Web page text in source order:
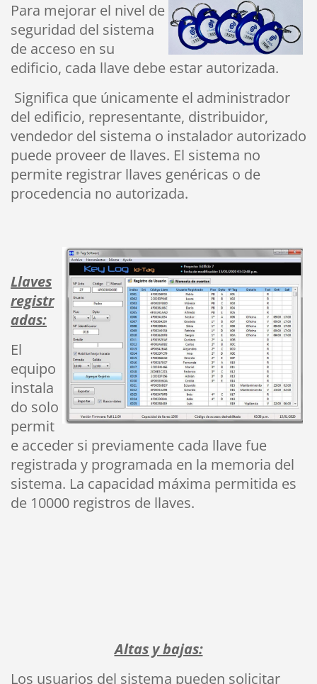
Para mejorar el nivel de
seguridad del sistema
de acceso en su
edificio, cada llave debe estar autorizada.
Significa que únicamente el administrador
del edificio, representante, distribuidor,
vendedor del sistema o instalador autorizado
puede proveer de llaves. El sistema no
permite registrar llaves genéricas o de
procedencia no autorizada.
Llaves
registr
adas:
El
equipo
instala
do solo
permit
e acceder si previamente cada llave fue
registrada y programada en la memoria del
sistema. La capacidad máxima permitida es
de 10000 registros de llaves.
Altas y bajas:
Los usuarios del sistema pueden solicitar